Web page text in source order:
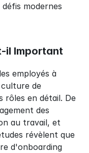
modernes
il Important
employés à
culture de
rôles en détail. De
des
au travail, et
révèlent que
d'onboarding